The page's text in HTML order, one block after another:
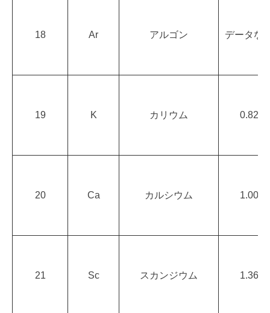
18 Ar アルゴン データな
19 K カリウム 0.82
20 Ca カルシウム 1.00
21 Sc スカンジウム 1.36